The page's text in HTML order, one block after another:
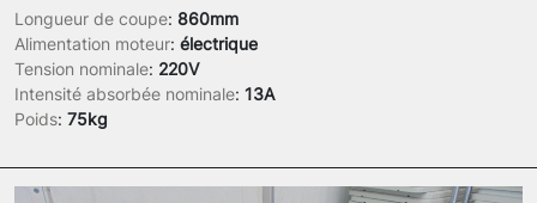
Longueur de coupe: 860mm
Alimentation moteur: électrique
Tension nominale: 220V
Intensité absorbée nominale: 13A
Poids: 75kg